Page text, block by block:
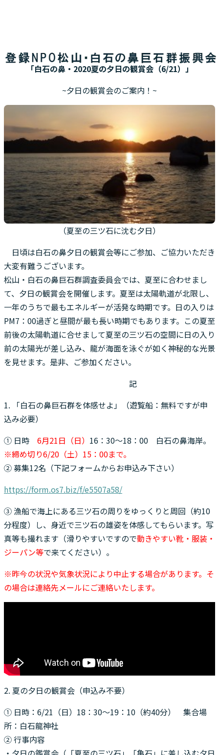
2020年05月30日haku1414お知らせ！
「白石の鼻・2020夏の夕日の観賞会（6/21）」
~夕日の観賞会のご案内！~
（夏至の三ツ石に沈む夕日）
日頃は白石の鼻夕日の観賞会等にご参加、ご協力いただき
大変有難うございます。
松山・白石の鼻巨石群調査委員会では、夏至に合わせまし
て、夕日の観賞会を開催します。夏至は太陽軌道が北限し、
一年のうちで最もエネルギーが活発な時期です。日の入りは
PM7：00過ぎと昼間が最も長い時期でもあります。この夏至
前後の太陽軌道に合せまして夏至の三ツ石の空間に日の入り
前の太陽光が差し込み、龍が海面を泳ぐが如く神秘的な光景
を見せます。是非、ご参加ください。
記
1. 「白石の鼻巨石群を体感せよ」（遊覧船：無料ですが申
込み必要）
① 日時 6月21日（日） 16：30～18：00 白石の鼻海岸。
※締め切り6/20（土）15：00まで。
② 募集12名（下記フォームからお申込み下さい）
https://form.os7.biz/f/e5507a58/
③ 漁船で海上にある三ツ石の周りをゆっくりと周回（約10
分程度）し、身近で三ツ石の雄姿を体感してもらいます。写
真等も撮れます（滑りやすいですので動きやすい靴・服装・
ジーパン等で来てください）。
※昨今の状況や気象状況により中止する場合があります。そ
の場合は連絡先メールにご連絡いたします。
2. 夏の夕日の観賞会（申込み不要）
① 日時：6/21（日）18：30～19：10（約40分） 集合場
所：白石龍神社
② 行事内容